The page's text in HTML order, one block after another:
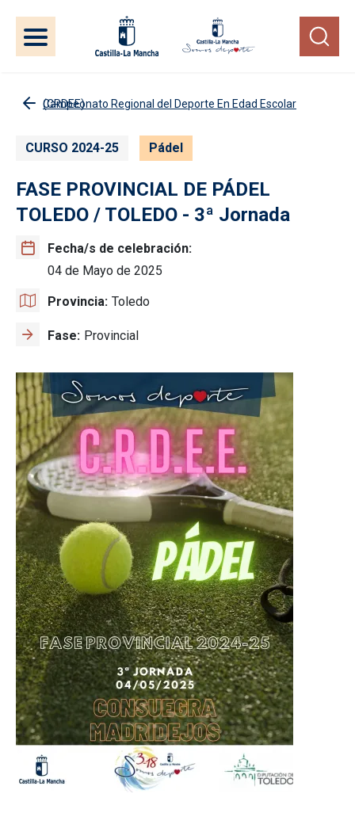
Campeonato Regional del Deporte En Edad Escolar (CRDEE)
CURSO 2024-25 Pádel
FASE PROVINCIAL DE PÁDEL
TOLEDO / TOLEDO - 3ª Jornada
Fecha/s de celebración
04 de Mayo de 2025
Provincia Toledo
Fase Provincial